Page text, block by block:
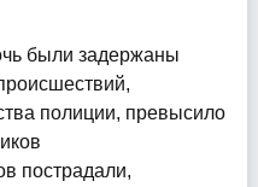
были задержаны
полиции, превысило
пострадали,